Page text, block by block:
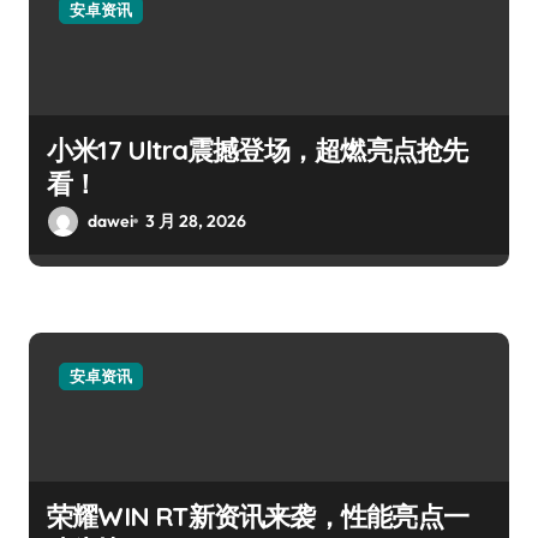
安卓资讯
小米17 Ultra震撼登场，超燃亮点抢先
看！
dawei 3 月 28, 2026
安卓资讯
荣耀WIN RT新资讯来袭，性能亮点一